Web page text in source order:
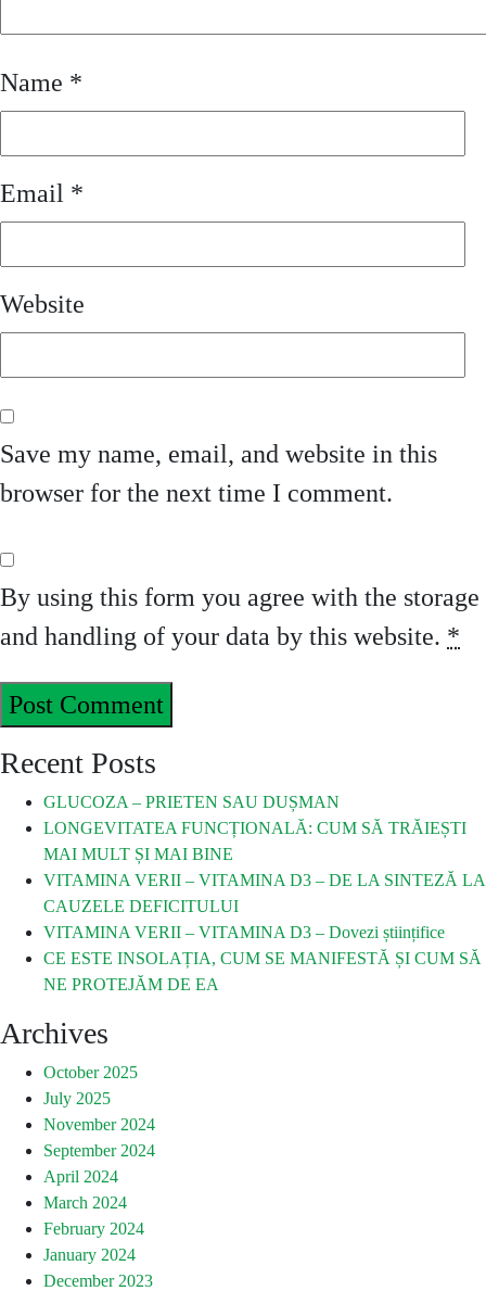
Name *
Email *
Website
Save my name, email, and website in this
browser for the next time I comment.
By using this form you agree with the storage
and handling of your data by this website. *
Recent Posts
GLUCOZA – PRIETEN SAU DUȘMAN
LONGEVITATEA FUNCȚIONALĂ: CUM SĂ TRĂIEȘTI
MAI MULT ȘI MAI BINE
VITAMINA VERII – VITAMINA D3 – DE LA SINTEZĂ LA
CAUZELE DEFICITULUI
VITAMINA VERII – VITAMINA D3 – Dovezi științifice
CE ESTE INSOLAȚIA, CUM SE MANIFESTĂ ȘI CUM SĂ
NE PROTEJĂM DE EA
Archives
October 2025
July 2025
November 2024
September 2024
April 2024
March 2024
February 2024
January 2024
December 2023